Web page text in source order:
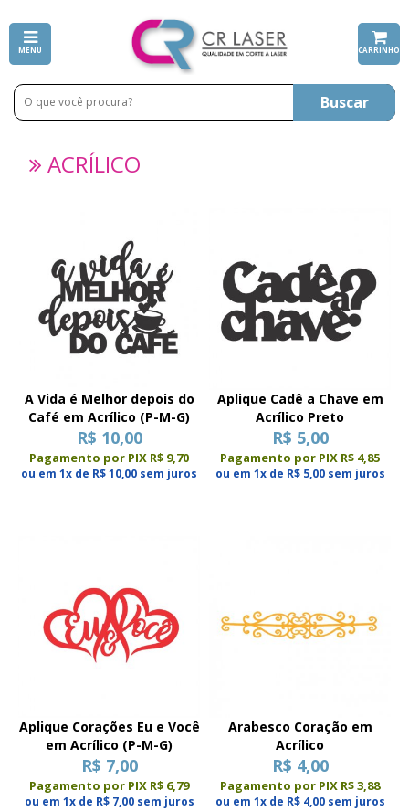
MENU CARRINHO
Buscar
ACRÍLICO
A Vida é Melhor depois do
Café em Acrílico (P-M-G)
R$ 10,00
Pagamento por PIX R$ 9,70
ou em 1x de R$ 10,00 sem juros
Aplique Cadê a Chave em
Acrílico Preto
R$ 5,00
Pagamento por PIX R$ 4,85
ou em 1x de R$ 5,00 sem juros
Aplique Corações Eu e Você
em Acrílico (P-M-G)
R$ 7,00
Pagamento por PIX R$ 6,79
ou em 1x de R$ 7,00 sem juros
Arabesco Coração em
Acrílico
R$ 4,00
Pagamento por PIX R$ 3,88
ou em 1x de R$ 4,00 sem juros